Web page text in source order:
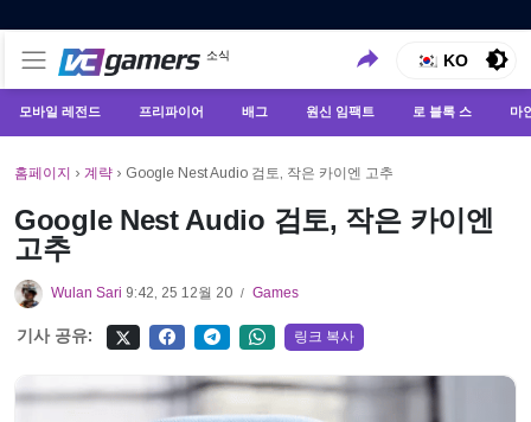
VCGamers 뉴스
소식
VCGamers에서만 최신 게임 뉴스 받기
KO
모바일 레전드 프리파이어 배그 원신 임팩트 로 블록 스 마
홈페이지 › 계략 › Google Nest Audio 검토, 작은 카이엔 고추
Google Nest Audio 검토, 작은 카이엔
고추
Wulan Sari 9:42, 25 12월 20 / Games
기사 공유: 링크 복사